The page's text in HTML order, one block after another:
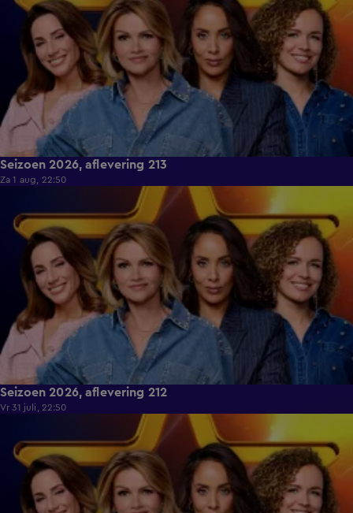
Seizoen 2026, aflevering 213
Za 1 aug, 22:50
Seizoen 2026, aflevering 212
Vr 31 juli, 22:50